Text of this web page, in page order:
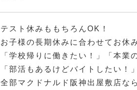
テスト休みももちろんOK！
お子様の長期休みに合わせてお休
「学校帰りに働きたい！」「本業
「部活もあるけどバイトしたい！
全部マクドナルド阪神出屋敷店な